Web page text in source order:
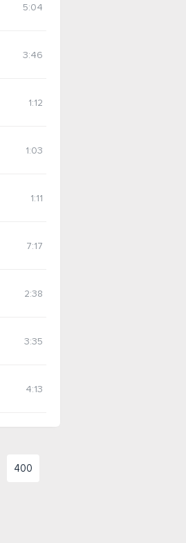
5:04
3:46
1:12
1:03
1:11
7:17
2:38
3:35
4:13
400